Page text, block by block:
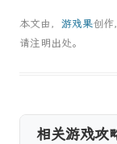
本文由， 游戏果创作
请注明出处。
相关游戏攻